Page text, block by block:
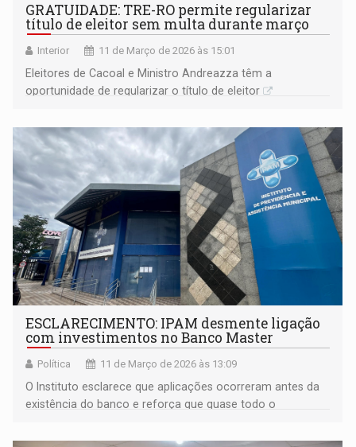
GRATUIDADE: TRE-RO permite regularizar
título de eleitor sem multa durante março
Interior 11 de Março de 2026 às 15:01
Eleitores de Cacoal e Ministro Andreazza têm a
oportunidade de regularizar o título de eleitor
ESCLARECIMENTO: IPAM desmente ligação
com investimentos no Banco Master
Política 11 de Março de 2026 às 13:09
O Instituto esclarece que aplicações ocorreram antes da
existência do banco e reforça que quase todo o
e títulos públicos